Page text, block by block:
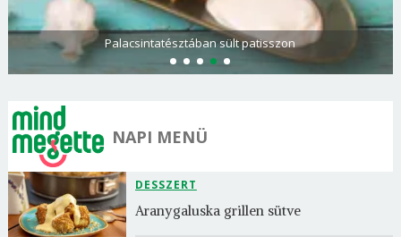
Palacsintatésztában sült patisszon
NAPI MENÜ
DESSZERT
Aranygaluska grillen sütve